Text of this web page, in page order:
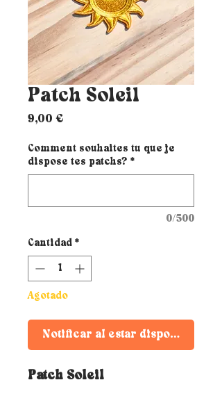
Patch Soleil
9,00 €
Comment souhaites tu que je
dispose tes patchs? *
0/500
Cantidad *
Agotado
Notificar al estar disponible
Patch Soleil